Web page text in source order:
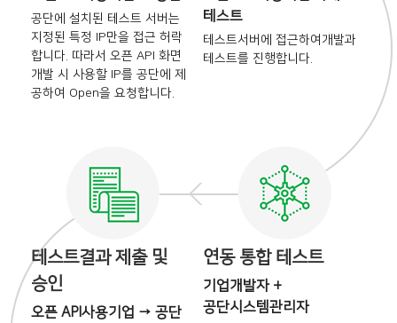
공단에 설치된 테스트 서버는
지정된 특정 IP만을 접근 허락
합니다. 따라서 오픈 API 화면
개발 시 사용할 IP를 공단에 제
공하여 Open을 요청합니다.
테스트
테스트서버에 접근하여 개발과
테스트를 진행합니다.
연동 통합 테스트
기업개발자 +
공단시스템관리자
테스트결과 제출 및
승인
오픈 API사용기업 → 공단